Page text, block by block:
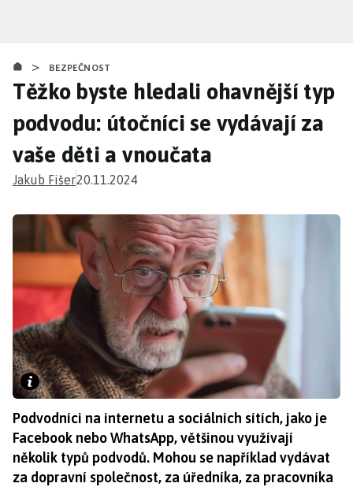
obsahu
> BEZPEČNOST
Těžko byste hledali ohavnější typ
podvodu: útočníci se vydávají za
vaše děti a vnoučata
Jakub Fišer20.11.2024
Podvodníci na internetu a sociálních sítích, jako je
Facebook nebo WhatsApp, většinou využívají
několik typů podvodů. Mohou se například vydávat
za dopravní společnost, za úředníka, za pracovníka